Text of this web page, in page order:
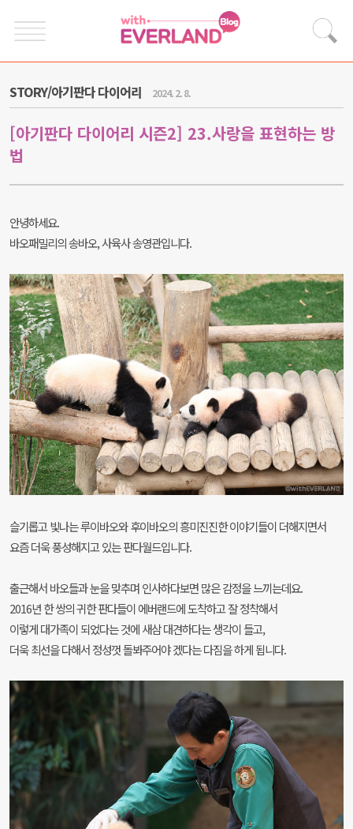
STORY/아기판다 다이어리 2024. 2. 8.
[아기판다 다이어리 시즌2] 23.사랑을 표현하는 방
법
안녕하세요.
바오패밀리의 송바오, 사육사 송영관입니다.
슬기롭고 빛나는 루이바오와 후이바오의 흥미진진한 이야기들이 더해지면서
요즘 더욱 풍성해지고 있는 판다월드입니다.
출근해서 바오들과 눈을 맞추며 인사하다보면 많은 감정을 느끼는데요.
2016년 한 쌍의 귀한 판다들이 에버랜드에 도착하고 잘 정착해서
이렇게 대가족이 되었다는 것에 새삼 대견하다는 생각이 들고,
더욱 최선을 다해서 정성껏 돌봐주어야 겠다는 다짐을 하게 됩니다.